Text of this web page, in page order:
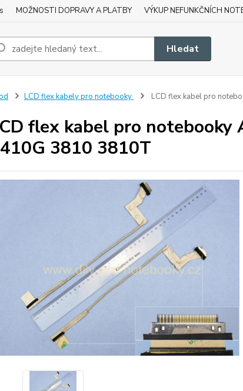
MOŽNOSTI DOPRAVY A PLATBY VÝKUP NEFUNKČNÍCH
Hledat
LCD flex kabely pro notebooky LCD flex kabel pro
flex kabel pro
3810 3810T